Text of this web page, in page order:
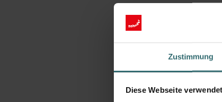
Zustimmung
Diese Webseite